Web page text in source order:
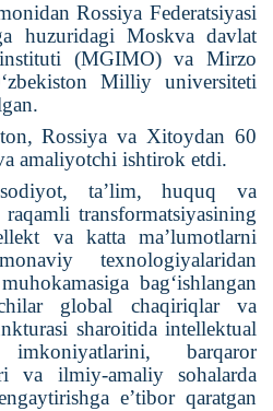
Rossiya Federatsiyasi
huzuridagi Moskva davlat
instituti (MGIMO) va Mirzo
Milliy universiteti
Rossiya va Xitoydan 60
amaliyotchi ishtirok etdi.
ta’lim, huquq va
transformatsiyasining
va katta ma’lumotlarni
texnologiyalaridan
bag‘ishlangan
global chaqiriqlar va
sharoitida intellektual
barqaror
va ilmiy-amaliy sohalarda
e’tibor qaratgan